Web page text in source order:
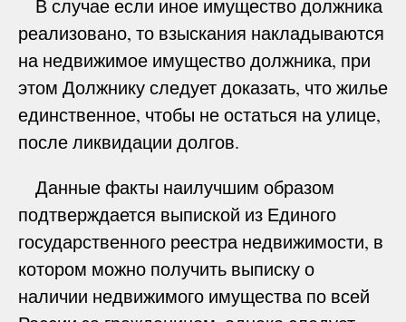
В случае если иное имущество должника
реализовано, то взыскания накладываются
на недвижимое имущество должника, при
этом Должнику следует доказать, что жилье
единственное, чтобы не остаться на улице,
после ликвидации долгов.
Данные факты наилучшим образом
подтверждается выпиской из Единого
государственного реестра недвижимости, в
котором можно получить выписку о
наличии недвижимого имущества по всей